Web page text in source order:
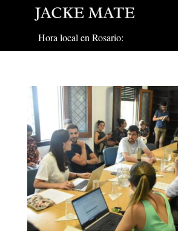
Hora local en Rosario: